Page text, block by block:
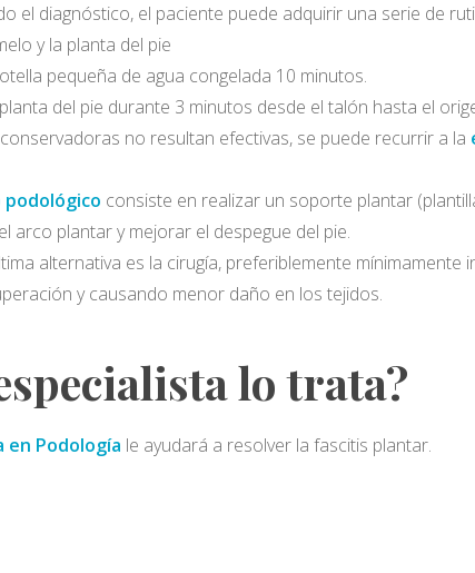
el diagnóstico, el paciente puede adquirir una serie de
y la planta del pie
pequeña de agua congelada 10 minutos.
del pie durante 3 minutos desde el talón hasta el
no resultan efectivas, se puede recurrir a la
consiste en realizar un soporte plantar
arco plantar y mejorar el despegue del pie.
alternativa es la cirugía, preferiblemente
y causando menor daño en los tejidos.
lo trata?
en Podología le ayudará a resolver la fascitis plantar.